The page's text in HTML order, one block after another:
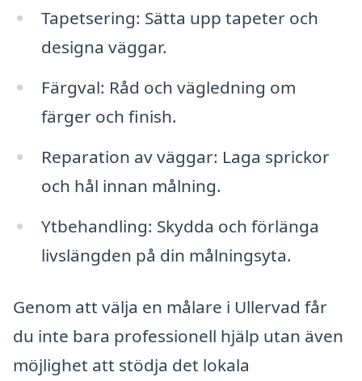
Tapetsering: Sätta upp tapeter och
designa väggar.
Färgval: Råd och vägledning om
färger och finish.
Reparation av väggar: Laga sprickor
och hål innan målning.
Ytbehandling: Skydda och förlänga
livslängden på din målningsyta.
Genom att välja en målare i Ullervad får
du inte bara professionell hjälp utan även
möjlighet att stödja det lokala